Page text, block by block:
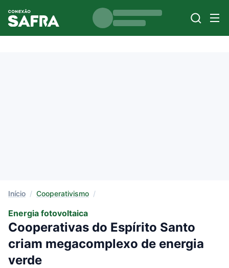
Início / Cooperativismo /
Energia fotovoltaica
Cooperativas do Espírito Santo
criam megacomplexo de energia
verde